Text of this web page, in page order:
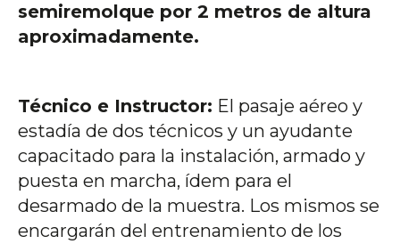
semiremolque por 2 metros de altura
aproximadamente.
Técnico e Instructor: El pasaje aéreo y
estadía de dos técnicos y un ayudante
capacitado para la instalación, armado y
puesta en marcha, ídem para el
desarmado de la muestra. Los mismos se
encargarán del entrenamiento de los